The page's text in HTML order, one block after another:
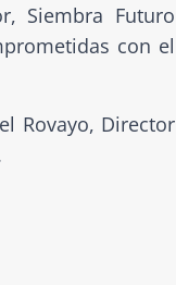
Siembra Futuro
con el
Rovayo, Director